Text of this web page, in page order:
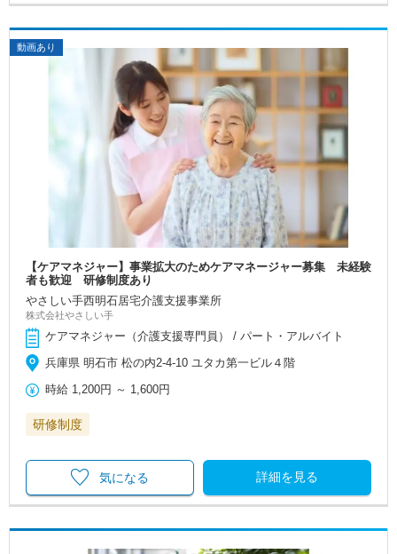
動画あり
【ケアマネジャー】事業拡大のためケアマネージャー募集 未経験
者も歓迎 研修制度あり
やさしい手西明石居宅介護支援事業所
株式会社やさしい手
ケアマネジャー（介護支援専門員） / パート・アルバイト
兵庫県 明石市 松の内2-4-10 ユタカ第一ビル４階
時給 1,200円 ～ 1,600円
研修制度
詳細を見る
気になる